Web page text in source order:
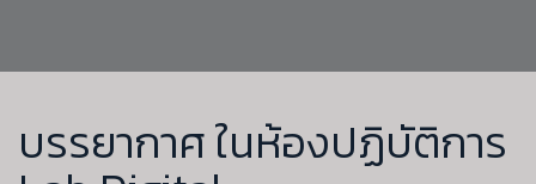
บรรยากาศ ในห้องปฏิบัติการ